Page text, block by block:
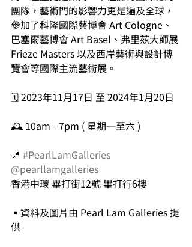
團隊，藝術門的影響力更是遍及全球，
參加了科隆國際藝博會 Art Cologne、
巴塞爾藝博會 Art Basel、弗里茲大師展
Frieze Masters 以及⻄岸藝術與設計博
覽會等國際主流藝術展。
🗓️ 2023年11月17日 至 2024年1月20日
🕰️ 10am - 7pm ( 星期一至六 )
📍 #PearlLamGalleries
@pearllamgalleries
香港中環 畢打街12號 畢打行6樓
▪資料及圖片由 Pearl Lam Galleries 提
供